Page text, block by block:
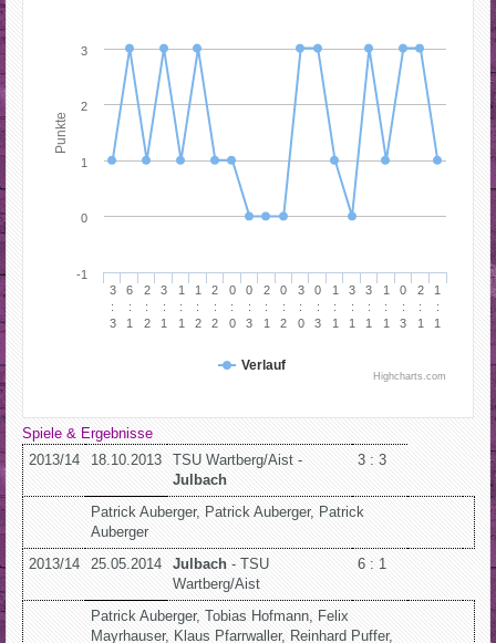
Punkte
Verlauf
3
:
3
6
:
1
2
:
2
3
:
1
1
:
1
1
:
2
2
:
2
0
:
0
0
:
3
2
:
1
0
:
2
3
:
0
0
:
3
1
:
1
3
:
1
3
:
1
1
:
1
0
:
3
2
:
1
1
:
1
0
1
2
3
-1
Highcharts.com
Spiele & Ergebnisse
2013/14
18.10.2013
TSU Wartberg/Aist -
Julbach
3 : 3
Patrick Auberger, Patrick Auberger, Patrick
Auberger
2013/14
25.05.2014 Julbach - TSU
Wartberg/Aist
6 : 1
Patrick Auberger, Tobias Hofmann, Felix
Mayrhauser, Klaus Pfarrwaller, Reinhard Puffer,